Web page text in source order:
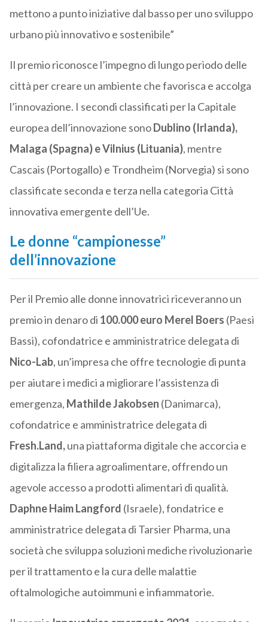
mettono a punto iniziative dal basso per uno sviluppo
urbano più innovativo e sostenibile”
Il premio riconosce l’impegno di lungo periodo delle
città per creare un ambiente che favorisca e accolga
l’innovazione. I secondi classificati per la Capitale
europea dell’innovazione sonoDublino (Irlanda),
Malaga (Spagna) e Vilnius (Lituania), mentre
Cascais (Portogallo) e Trondheim (Norvegia) si sono
classificate seconda e terza nella categoria Città
innovativa emergente dell’Ue.
Le donne “campionesse”
dell’innovazione
Per il Premio alle donne innovatrici riceveranno un
premio in denaro di 100.000 euro Merel Boers (Paesi
Bassi), cofondatrice e amministratrice delegata di
Nico-Lab, un’impresa che offre tecnologie di punta
per aiutare i medici a migliorare l’assistenza di
emergenza, Mathilde Jakobsen (Danimarca),
cofondatrice e amministratrice delegata di
Fresh.Land,una piattaforma digitale che accorcia e
digitalizza la filiera agroalimentare, offrendo un
agevole accesso a prodotti alimentari di qualità.
Daphne Haim Langford (Israele), fondatrice e
amministratrice delegata di Tarsier Pharma, una
società che sviluppa soluzioni mediche rivoluzionarie
per il trattamento e la cura delle malattie
oftalmologiche autoimmuni e infiammatorie.